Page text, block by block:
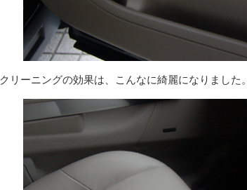
クリーニングの効果は、こんなに綺麗になりました。